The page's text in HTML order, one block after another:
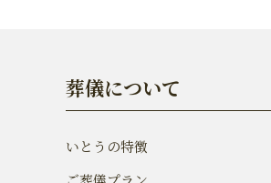
葬儀について
いとうの特徴